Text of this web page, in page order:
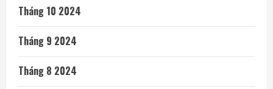
Tháng 10 2024
Tháng 9 2024
Tháng 8 2024